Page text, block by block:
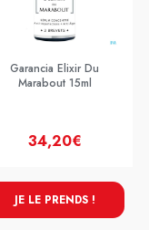
Garancia Elixir Du
Marabout 15ml
34,20€
JE LE PRENDS !